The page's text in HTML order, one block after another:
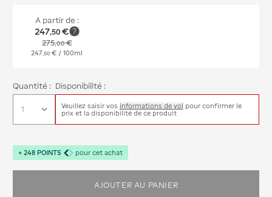
A partir de :
247,50 €
275,00€
247 50 € / 100ml
Quantité : Disponibilité :
Veuillez saisir vos informations de vol pour confirmer le
prix et la disponibilité de ce produit
+ 248 POINTS pour cet achat
AJOUTER AU PANIER